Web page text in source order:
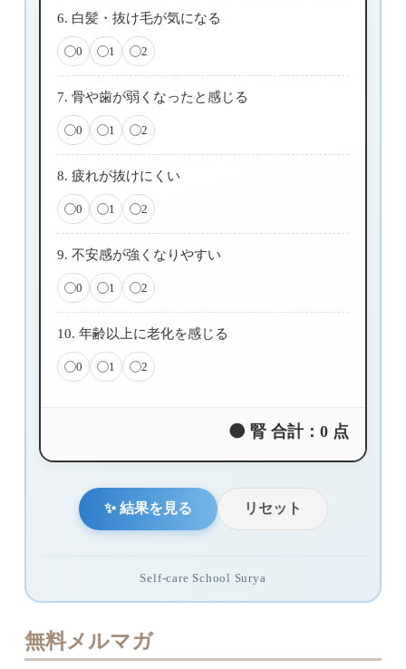
6. 白髪・抜け毛が気になる
0 1 2
7. 骨や歯が弱くなったと感じる
0 1 2
8. 疲れが抜けにくい
0 1 2
9. 不安感が強くなりやすい
0 1 2
10. 年齢以上に老化を感じる
0 1 2
🌑 腎 合計： 0点
✨ 結果を見る リセット
Self-care School Surya
無料メルマガ